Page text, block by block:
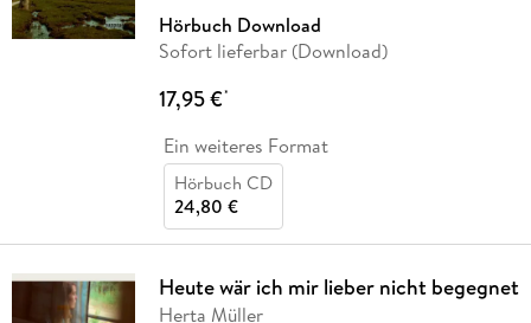
Hörbuch Download
Sofort lieferbar (Download)
17,95 €*
Ein weiteres Format
Hörbuch CD
24,80 €
Heute wär ich mir lieber nicht begegnet
Herta Müller